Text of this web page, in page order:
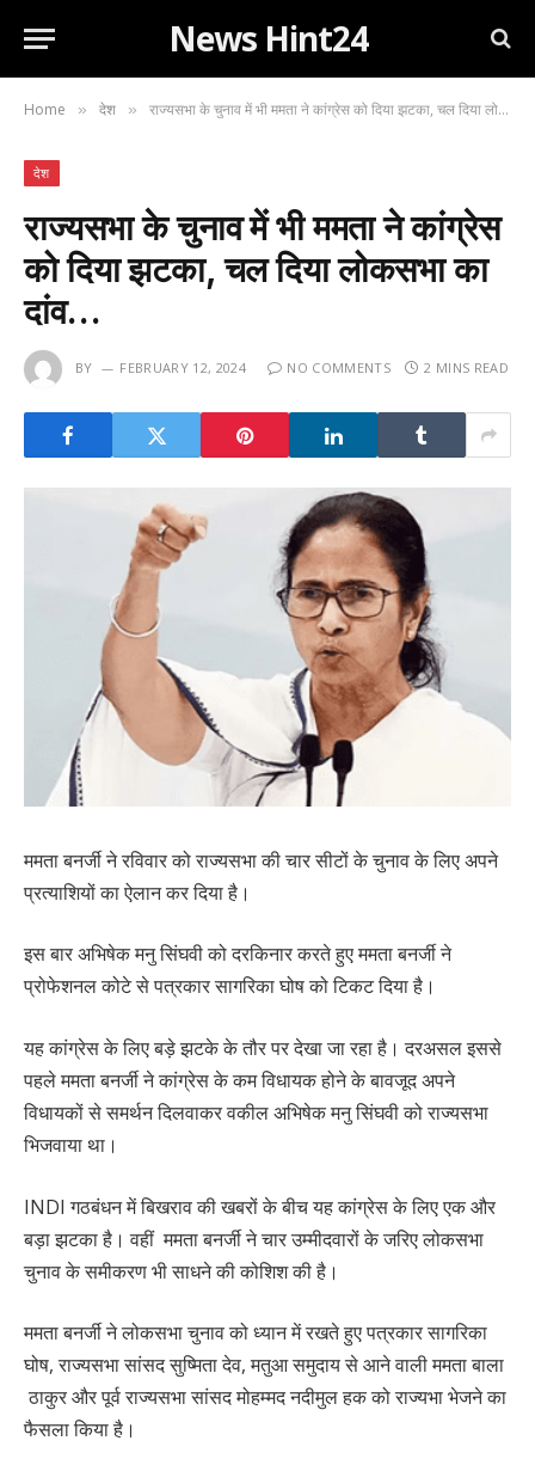
News Hint24
Home » देश » राज्यसभा के चुनाव में भी ममता ने कांग्रेस को दिया झटका, चल दिया लोकसभा का दांव…
देश
राज्यसभा के चुनाव में भी ममता ने कांग्रेस
को दिया झटका, चल दिया लोकसभा का
दांव…
BY FEBRUARY 12, 2024 NO COMMENTS 2 MINS READ
ममता बनर्जी ने रविवार को राज्यसभा की चार सीटों के चुनाव के लिए अपने
प्रत्याशियों का ऐलान कर दिया है।
इस बार अभिषेक मनु सिंघवी को दरकिनार करते हुए ममता बनर्जी ने
प्रोफेशनल कोटे से पत्रकार सागरिका घोष को टिकट दिया है।
यह कांग्रेस के लिए बड़े झटके के तौर पर देखा जा रहा है। दरअसल इससे
पहले ममता बनर्जी ने कांग्रेस के कम विधायक होने के बावजूद अपने
विधायकों से समर्थन दिलवाकर वकील अभिषेक मनु सिंघवी को राज्यसभा
भिजवाया था।
INDI गठबंधन में बिखराव की खबरों के बीच यह कांग्रेस के लिए एक और
बड़ा झटका है। वहीं ममता बनर्जी ने चार उम्मीदवारों के जरिए लोकसभा
चुनाव के समीकरण भी साधने की कोशिश की है।
ममता बनर्जी ने लोकसभा चुनाव को ध्यान में रखते हुए पत्रकार सागरिका
घोष, राज्यसभा सांसद सुष्मिता देव, मतुआ समुदाय से आने वाली ममता बाला
ठाकुर और पूर्व राज्यसभा सांसद मोहम्मद नदीमुल हक को राज्यभा भेजने का
फैसला किया है।